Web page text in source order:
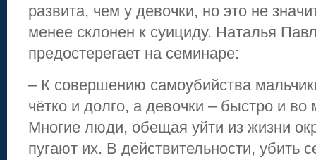
развита, чем у девочки, но это не
менее склонен к суициду. Наталья
предостерегает на семинаре:
– К совершению самоубийства
чётко и долго, а девочки – быстро и во
Многие люди, обещая уйти из жизни
пугают их. В действительности, убить